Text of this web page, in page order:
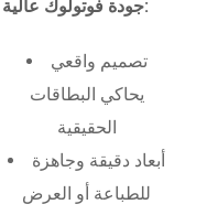
جودة فوتولوك عالية:
تصميم واقعي
يحاكي البطاقات
الحقيقية
أبعاد دقيقة وجاهزة
للطباعة أو العرض